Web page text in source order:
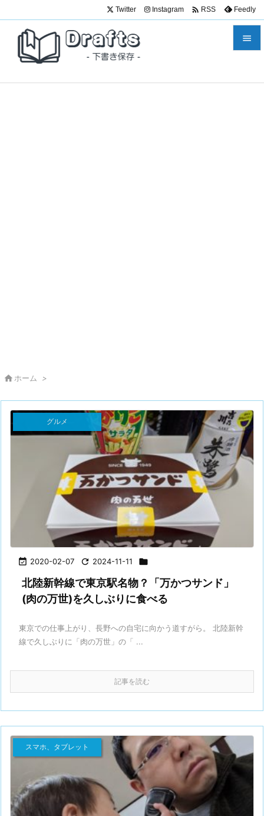

Twitter Instagram  RSS Feedly
 ホーム >
 2020-02-07  2024-11-11 
グルメ
北陸新幹線で東京駅名物？「万かつサンド」
(肉の万世)を久しぶりに食べる
東京での仕事上がり、長野への自宅に向かう道すがら。 北陸新幹
線で久しぶりに「肉の万世」の「 ...
記事を読む
スマホ、タブレット